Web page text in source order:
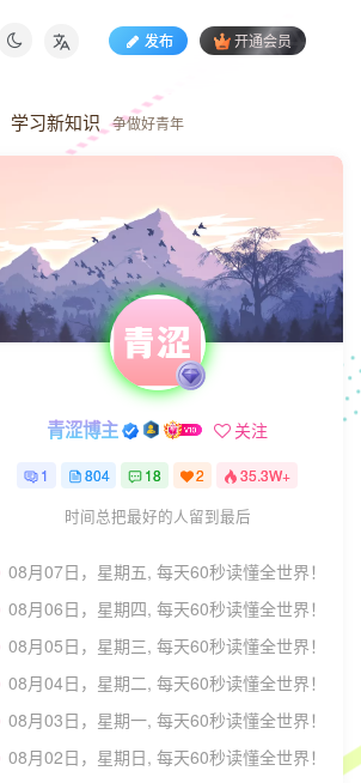
发布 开通会员
学习新知识 争做好青年
青涩博主 关注
1 804 18 2 35.3W+
时间总把最好的人留到最后
08月07日，星期五, 每天60秒读懂全世界！
08月06日，星期四, 每天60秒读懂全世界！
08月05日，星期三, 每天60秒读懂全世界！
08月04日，星期二, 每天60秒读懂全世界！
08月03日，星期一, 每天60秒读懂全世界！
08月02日，星期日, 每天60秒读懂全世界！